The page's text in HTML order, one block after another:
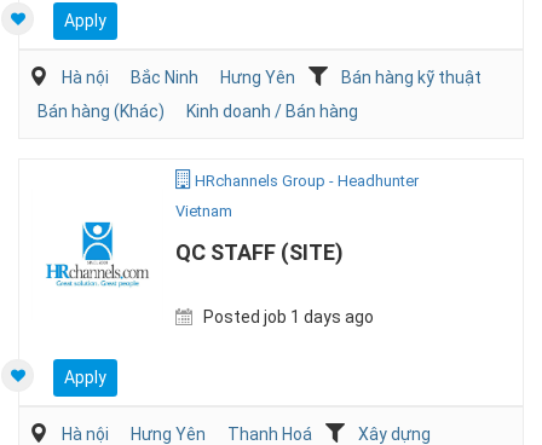
Apply
Hà nội Bắc Ninh Hưng Yên
Bán hàng kỹ thuật
Bán hàng (Khác)
Kinh doanh / Bán hàng
HRchannels Group - Headhunter
Vietnam
QC STAFF (SITE)
Posted job 1 days ago
Apply
Hà nội Hưng Yên Thanh Hoá
Xây dựng